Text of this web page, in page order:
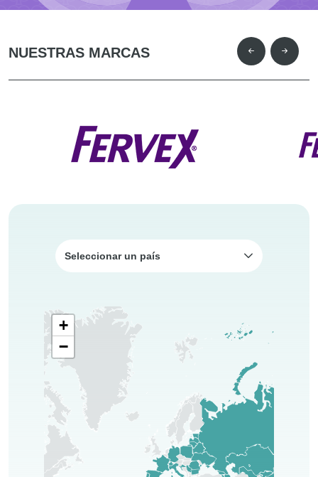
NUESTRAS MARCAS
Seleccionar un país
+
−